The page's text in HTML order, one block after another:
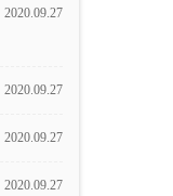
2020.09.27
2020.09.27
2020.09.27
2020.09.27